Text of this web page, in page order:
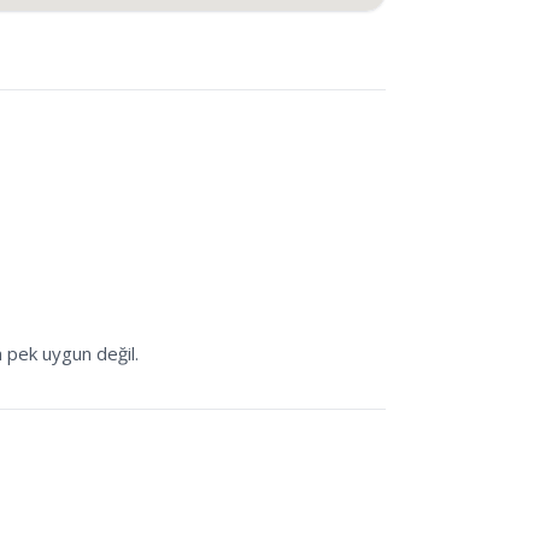
uygun değil.